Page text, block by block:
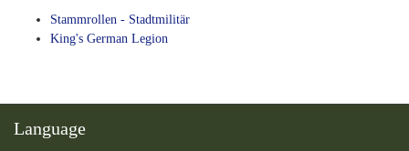
Stammrollen - Stadtmilitär
King's German Legion
Language